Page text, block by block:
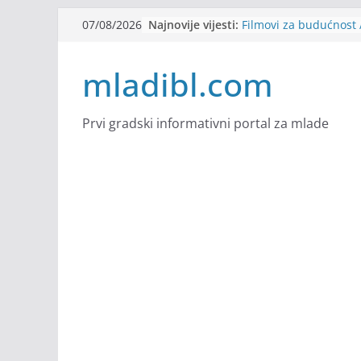
07/08/2026 Najnovije vijesti: Filmovi za budućnost
Dijaspora Servis
Stomatologija
mladibl.com
Prvi gradski informativni portal za mlade